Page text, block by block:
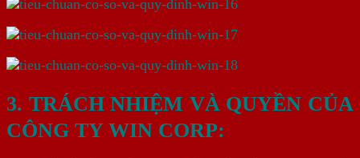
3. TRÁCH NHIỆM VÀ QUYỀN CỦA
CÔNG TY WIN CORP: